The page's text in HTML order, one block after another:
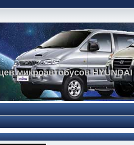
микроавтобусов HYUNDAI